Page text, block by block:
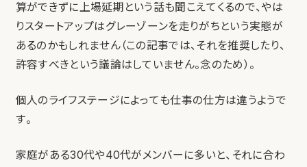
算ができずに上場延期という話も聞こえてくるので、やは
りスタートアップはグレーゾーンを走りがちという実態が
あるのかもしれません（この記事では、それを推奨したり、
許容すべきという議論はしていません。念のため）。
個人のライフステージによっても仕事の仕方は違うようで
す。
家庭がある30代や40代がメンバーに多いと、それに合わ